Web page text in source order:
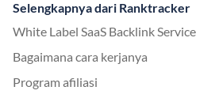
Selengkapnya dari Ranktracker
White Label SaaS Backlink Service
Bagaimana cara kerjanya
Program afiliasi